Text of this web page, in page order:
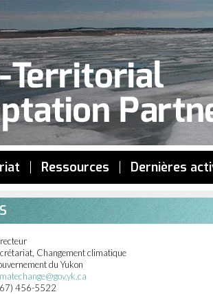
Ressources Dernières
Changement climatique
du Yukon
456-5522